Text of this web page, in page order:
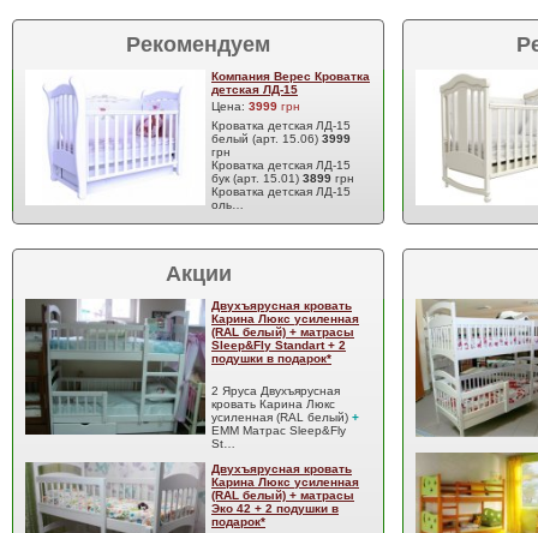
Рекомендуем
Компания Верес Кроватка
детская ЛД-15
Цена: 3999 грн
Кроватка детская ЛД-15
белый (арт. 15.06) 3999
грн
Кроватка детская ЛД-15
бук (арт. 15.01) 3899 грн
Кроватка детская ЛД-15
оль…
Акции
Двухъярусная кровать
Карина Люкс усиленная
(RAL белый) + матрасы
Sleep&Fly Standart + 2
подушки в подарок*
2 Яруса Двухъярусная
кровать Карина Люкс
усиленная (RAL белый) +
EMM Матрас Sleep&Fly
St…
Двухъярусная кровать
Карина Люкс усиленная
(RAL белый) + матрасы
Эко 42 + 2 подушки в
подарок*